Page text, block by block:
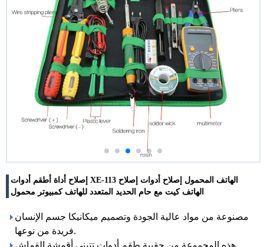
إصلاح أداة أطقم أدوات XE-113 الهاتف المحمول إصلاح أدوات إصلاح
الهاتف كيت مع حام الحديد المتعدد للهاتف كمبيوتر محمول
مصنوعة من مواد عالية الجودة وتصميم ميكانيكا جسم الإنسان
فريدة من نوعها.
هذه المجموعة من حقيبة طقم أدوات تتبنى أقمشة القماش